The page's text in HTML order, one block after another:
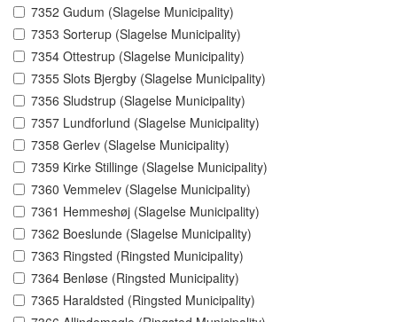
7352 Gudum (Slagelse Municipality)
7353 Sorterup (Slagelse Municipality)
7354 Ottestrup (Slagelse Municipality)
7355 Slots Bjergby (Slagelse Municipality)
7356 Sludstrup (Slagelse Municipality)
7357 Lundforlund (Slagelse Municipality)
7358 Gerlev (Slagelse Municipality)
7359 Kirke Stillinge (Slagelse Municipality)
7360 Vemmelev (Slagelse Municipality)
7361 Hemmeshøj (Slagelse Municipality)
7362 Boeslunde (Slagelse Municipality)
7363 Ringsted (Ringsted Municipality)
7364 Benløse (Ringsted Municipality)
7365 Haraldsted (Ringsted Municipality)